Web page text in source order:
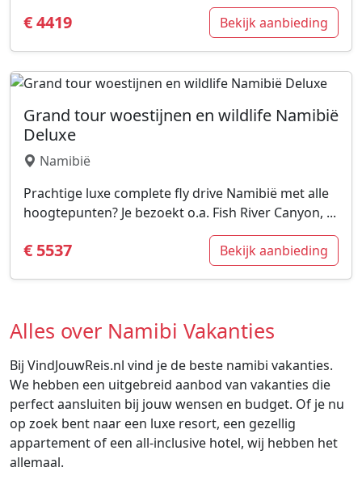
€ 4419 Bekijk aanbieding
Grand tour woestijnen en wildlife Namibië
Deluxe
Namibië
Prachtige luxe complete fly drive Namibië met alle
hoogtepunten? Je bezoekt o.a. Fish River Canyon, ...
€ 5537 Bekijk aanbieding
Alles over Namibi Vakanties
Bij VindJouwReis.nl vind je de beste namibi vakanties.
We hebben een uitgebreid aanbod van vakanties die
perfect aansluiten bij jouw wensen en budget. Of je nu
op zoek bent naar een luxe resort, een gezellig
appartement of een all-inclusive hotel, wij hebben het
allemaal.